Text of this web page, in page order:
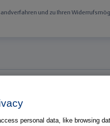
und zu Ihren
personal data, like browsing